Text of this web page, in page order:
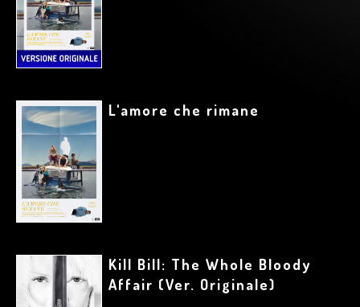
L'amore che rimane
Kill Bill: The Whole Bloody
Affair (Ver. Originale)